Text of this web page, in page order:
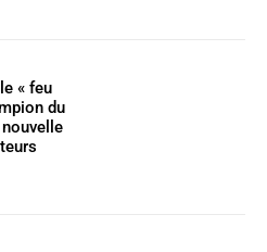
« feu
du